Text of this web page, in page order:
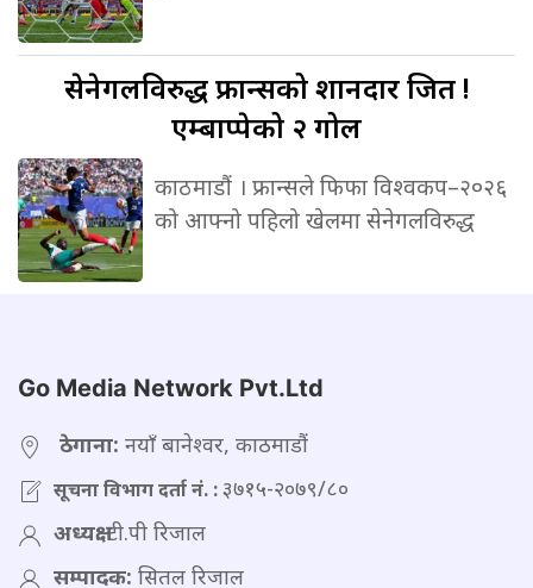
सेनेगलविरुद्धफ्रान्सको शानदार जित !
एम्बाप्पेको २ गोल
काठमाडौं । फ्रान्सले फिफा विश्वकप–२०२६
को आफ्नो पहिलो खेलमा सेनेगलविरुद्ध
Go Media Network Pvt.Ltd
ठेगाना: नयाँ बानेश्वर, काठमाडौं
सूचना विभाग दर्ता नं. :३७१५-२०७९/८०
अध्यक्ष:टी.पी रिजाल
सम्पादक: सितल रिजाल